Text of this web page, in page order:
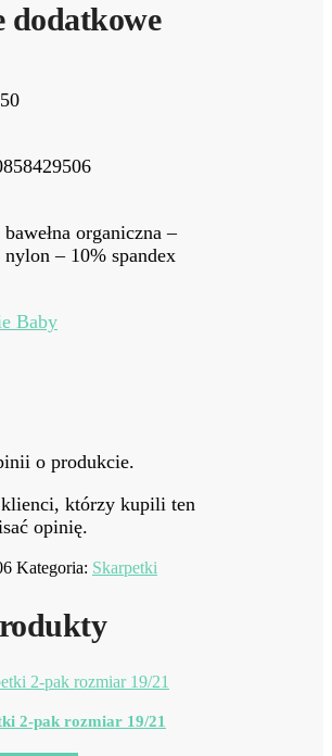
dodatkowe
organiczna –
nylon – 10% spandex
Baby
o produkcie.
którzy kupili ten
opinię.
Kategoria: Skarpetki
2-pak rozmiar 19/21